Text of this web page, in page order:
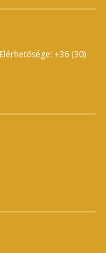
+36 (30)